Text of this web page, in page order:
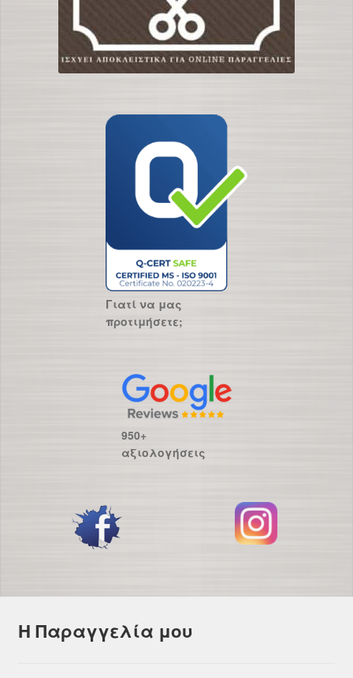
Γιατί να μας
προτιμήσετε;
950+
αξιολογήσεις
Η Παραγγελία μου